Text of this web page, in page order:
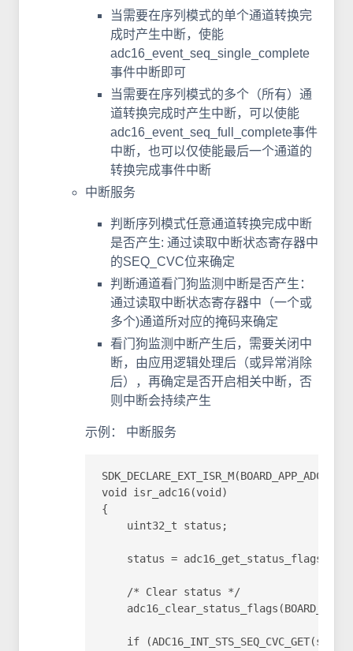
当需要在序列模式的单个通道转换完
成时产生中断，使能
adc16_event_seq_single_complete
事件中断即可
当需要在序列模式的多个（所有）通
道转换完成时产生中断，可以使能
adc16_event_seq_full_complete事件
中断，也可以仅使能最后一个通道的
转换完成事件中断
中断服务
判断序列模式任意通道转换完成中断
是否产生: 通过读取中断状态寄存器中
的SEQ_CVC位来确定
判断通道看门狗监测中断是否产生：
通过读取中断状态寄存器中（一个或
多个)通道所对应的掩码来确定
看门狗监测中断产生后，需要关闭中
断，由应用逻辑处理后（或异常消除
后），再确定是否开启相关中断，否
则中断会持续产生
示例： 中断服务
void isr_adc16(void)
{
    uint32_t status;
status =
    /* Clear status */
if